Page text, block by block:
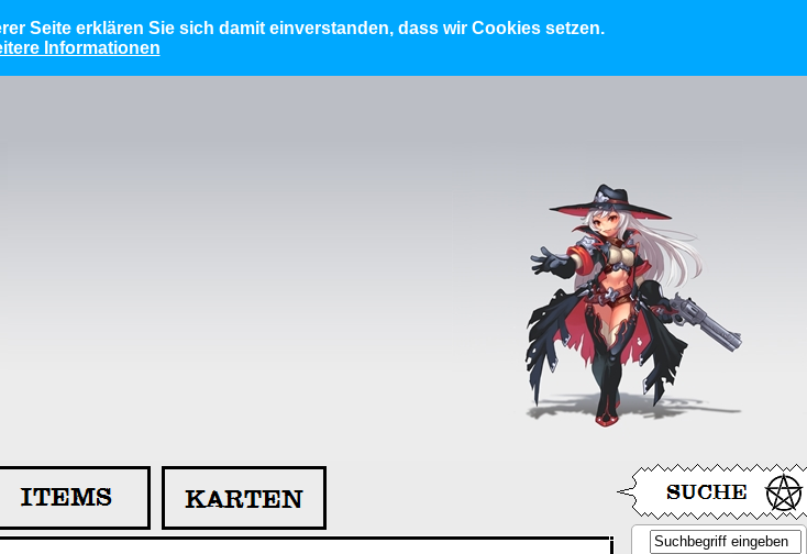
Seite erklären Sie sich damit einverstanden, dass wir Cookies setzen.
Informationen